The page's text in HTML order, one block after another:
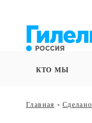
КТО МЫ
Главная Сделано